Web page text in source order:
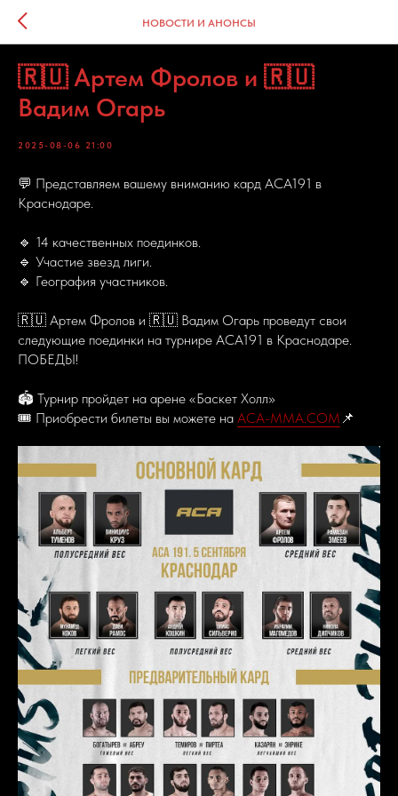
НОВОСТИ И АНОНСЫ
🇷🇺 Артем Фролов и 🇷🇺
Вадим Огарь
2025-08-06 21:00
💬 Представляем вашему вниманию кард ACA191 в
Краснодаре.
🔹 14 качественных поединков.
🔹 Участие звезд лиги.
🔹 География участников.
🇷🇺 Артем Фролов и 🇷🇺 Вадим Огарь проведут свои
следующие поединки на турнире ACA191 в Краснодаре.
ПОБЕДЫ!
🏟️ Турнир пройдет на арене «Баскет Холл»
🎟️ Приобрести билеты вы можете на ACA-MMA.COM 📌